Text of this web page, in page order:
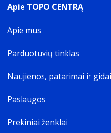
Apie TOPO CENTRĄ
Apie mus
Parduotuvių tinklas
Naujienos, patarimai ir gidai
Paslaugos
Prekiniai ženklai